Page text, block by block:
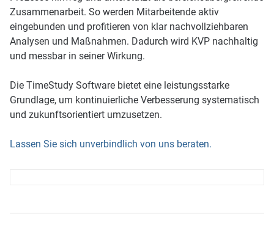
Zusammenarbeit. So werden Mitarbeitende aktiv
eingebunden und profitieren von klar nachvollziehbaren
Analysen und Maßnahmen. Dadurch wird KVP nachhaltig
und messbar in seiner Wirkung.
Die TimeStudy Software bietet eine leistungsstarke
Grundlage, um kontinuierliche Verbesserung systematisch
und zukunftsorientiert umzusetzen.
Lassen Sie sich unverbindlich von uns beraten.